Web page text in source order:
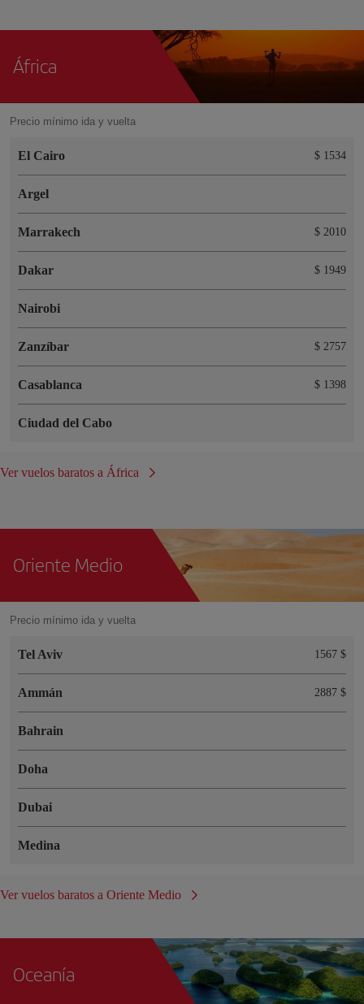
África
Precio mínimo ida y vuelta
El Cairo $ 1534
Argel
Marrakech $ 2010
Dakar $ 1949
Nairobi
Zanzíbar $ 2757
Casablanca $ 1398
Ciudad del Cabo
Ver vuelos baratos a África
Oriente Medio
Precio mínimo ida y vuelta
Tel Aviv 1567 $
Ammán 2887 $
Bahrain
Doha
Dubai
Medina
Ver vuelos baratos a Oriente Medio
Oceanía